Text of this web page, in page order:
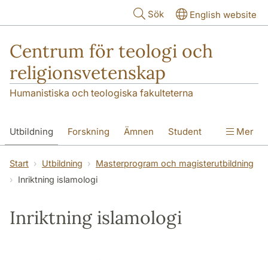
Sök English website
Centrum för teologi och
religionsvetenskap
Humanistiska och teologiska fakulteterna
Utbildning Forskning Ämnen Student
Institutionen
Mer
Start Utbildning
Masterprogram och magisterutbildning
Inriktning islamologi
Inriktning islamologi